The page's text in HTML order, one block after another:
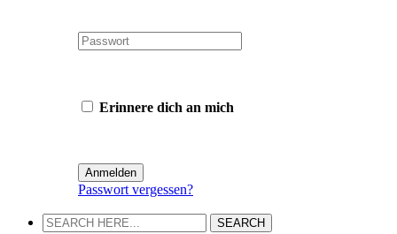
Erinnere dich an mich
Passwort vergessen?